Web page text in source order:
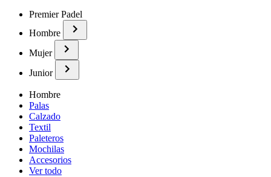
Premier Padel
Hombre
Mujer
Junior
Hombre
Palas
Calzado
Textil
Paleteros
Mochilas
Accesorios
Ver todo